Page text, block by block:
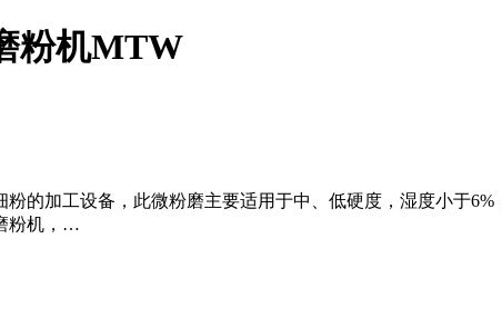
粉机MTW
的加工设备，此微粉磨主要适用于中、低硬度，湿度小于
粉机，…